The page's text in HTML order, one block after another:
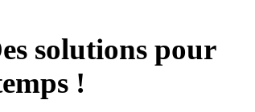
solutions pour
!